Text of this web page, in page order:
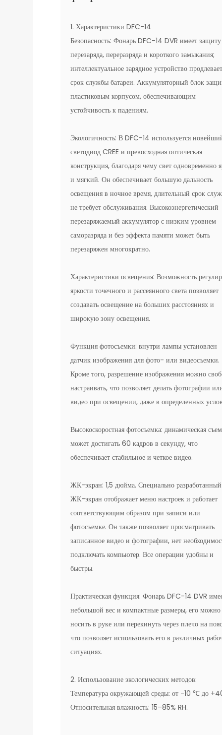
1. Характеристики DFC-14
Безопасность: Фонарь DFC-14 DVR имеет
перезаряда, переразряда и короткого замыкания;
интеллектуальное зарядное устройство продлевает
срок службы батареи. Аккумуляторный блок
пластиковым корпусом, обеспечивающим
устойчивость к падениям.
Экологичность: В DFC-14 используется
светодиод CREE и превосходная оптическая
конструкция, благодаря чему свет одновременно
и мягкий. Он обеспечивает большую дальность
освещения в ночное время, длительный срок
не требует обслуживания. Высокоэнергетический
перезаряжаемый аккумулятор с низким уровнем
саморазряда и без эффекта памяти может быть
перезаряжен многократно.
Характеристики освещения: Возможность
яркости точечного и рассеянного света позволяет
создавать освещение на больших расстояниях и
широкую зону освещения.
Функция фотосъемки: внутри лампы установлен
датчик изображения для фото- или видеосъемки.
Кроме того, разрешение изображения можно
настраивать, что позволяет делать фотографии
видео при освещении, даже в определенных
Высокоскоростная фотосъемка: динамическая
может достигать 60 кадров в секунду, что
обеспечивает стабильное и четкое видео.
ЖК-экран: 1,5 дюйма. Специально разработанный
ЖК-экран отображает меню настроек и работает
соответствующим образом при записи или
фотосъемке. Он также позволяет просматривать
записанное видео и фотографии, нет
подключать компьютер. Все операции удобны и
быстры.
Практическая функция: Фонарь DFC-14 DVR
небольшой вес и компактные размеры, его можно
носить в руке или перекинуть через плечо на
что позволяет использовать его в различных
ситуациях.
2. Использование экологических методов:
Температура окружающей среды: от -10 ℃ до
Относительная влажность: 15–85% RH.